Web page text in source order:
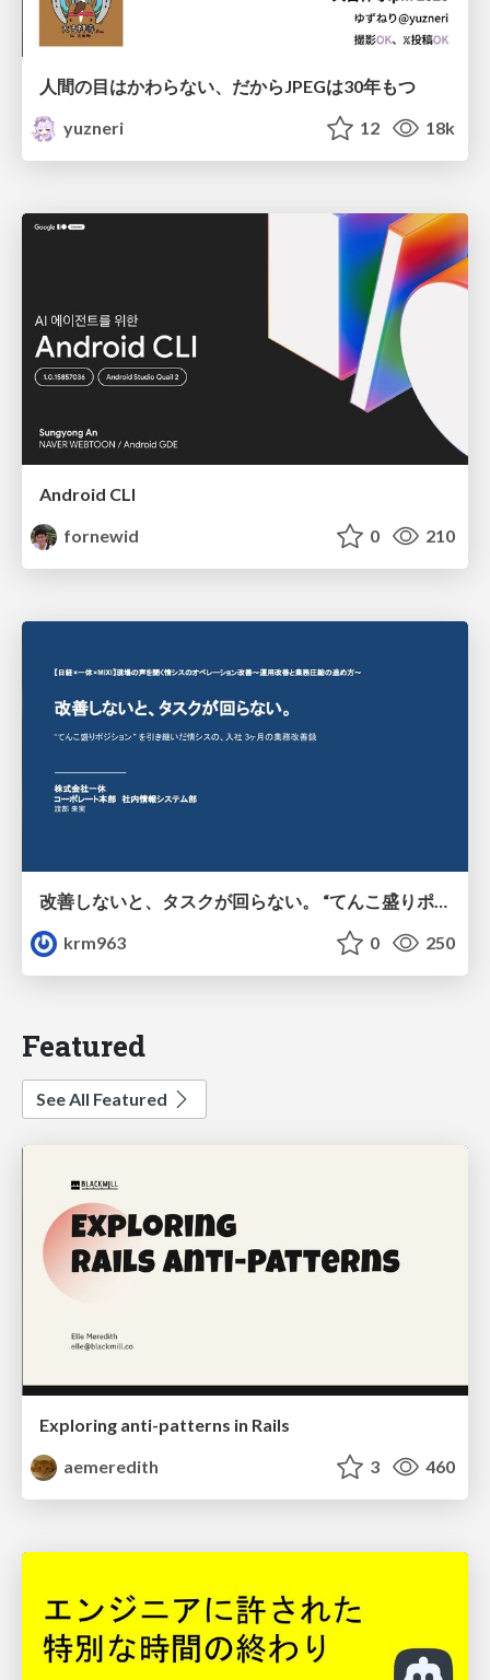
人間の目はかわらない、だからJPEGは30年もつ
yuzneri
12 18k
Android CLI
fornewid
0 210
改善しないと、タスクが回らない。 “てんこ盛りポジション” を引き継いだ情シスの、入社3ヶ月の業務改善録
krm963
0 250
Featured
See All Featured
Exploring anti-patterns in Rails
aemeredith
3 460